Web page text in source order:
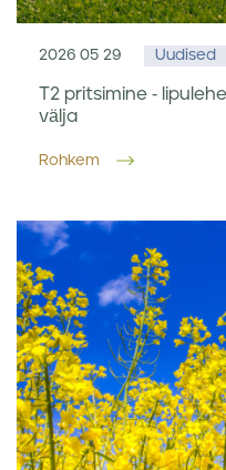
2026 05 29 Uudised
T2 pritsimine -
välja
Rohkem